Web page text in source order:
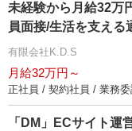
未経験から月給32万
員面接/生活を支える
有限会社K.D.S
月給32万円～
正社員 / 契約社員 / 業務
「DM」ECサイト運